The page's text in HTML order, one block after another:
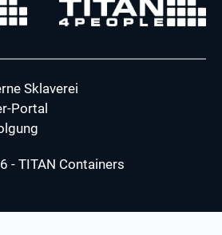
Sklaverei
Portal
- TITAN Containers